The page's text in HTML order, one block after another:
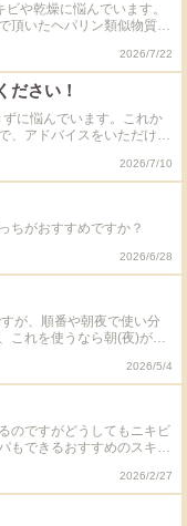
や乾燥に悩んでいます。
頂いたヘパリン類似物質ク
用しても効果がなくなっ
ます。 オススメの化粧
のスキンケアを教えてく
ましたらお願いしま
！
2026/7/22
ださい！
に悩んでいます。これか
、アドバイスをいただけれ
りです。 【お肌の特徴】
つとめっちゃテカります。
間が経つと戻る）です。
なカスが出ることがあり
ることが多いです。また、
ークッション）を塗って時
っとり
他： 口周り
肌寄りの混合肌（インナ
現在使用中のスキンケ
おすすめを教えてくださ
価格帯はそれぞれ1品
と嬉しいです） ※クレン
くなってしまいました。 ③
すか？ ④ 朝と夜でスキン
私の肌質におすすめの成分
ります。どうぞよろしくお
2026/7/10
ちがおすすめですか？
2026/6/28
が、順番や朝夜で使い分
これを使うなら朝(夜)がい
けたらいいのかがわかりま
けるべきなのでしょう
2026/5/4
のですがどうしてもニキビ
もできるおすすめのスキン
のはタグ付けしてます。
たら一番最高です。2026/2/27